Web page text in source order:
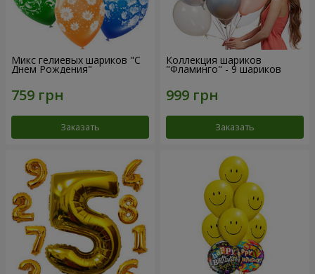
Микс гелиевых шариков "C
Днем Рождения"
Заказать
Коллекция шариков
"Фламинго" - 9 шариков
Заказать